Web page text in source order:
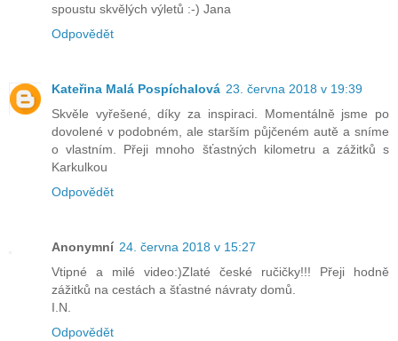
spoustu skvělých výletů :-) Jana
Odpovědět
Kateřina Malá Pospíchalová 23. června 2018 v 19:39
Skvěle vyřešené, díky za inspiraci. Momentálně jsme po
dovolené v podobném, ale starším půjčeném autě a sníme
o vlastním. Přeji mnoho šťastných kilometru a zážitků s
Karkulkou
Odpovědět
Anonymní 24. června 2018 v 15:27
Vtipné a milé video:)Zlaté české ručičky!!! Přeji hodně
zážitků na cestách a šťastné návraty domů.
I.N.
Odpovědět